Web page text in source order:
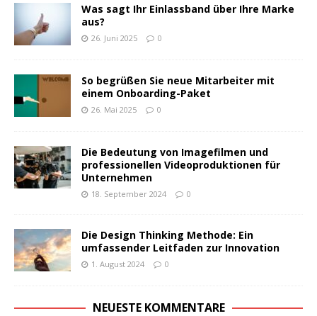
Was sagt Ihr Einlassband über Ihre Marke
aus?
26. Juni 2025 0
So begrüßen Sie neue Mitarbeiter mit
einem Onboarding-Paket
26. Mai 2025 0
Die Bedeutung von Imagefilmen und
professionellen Videoproduktionen für
Unternehmen
18. September 2024 0
Die Design Thinking Methode: Ein
umfassender Leitfaden zur Innovation
1. August 2024 0
NEUESTE KOMMENTARE